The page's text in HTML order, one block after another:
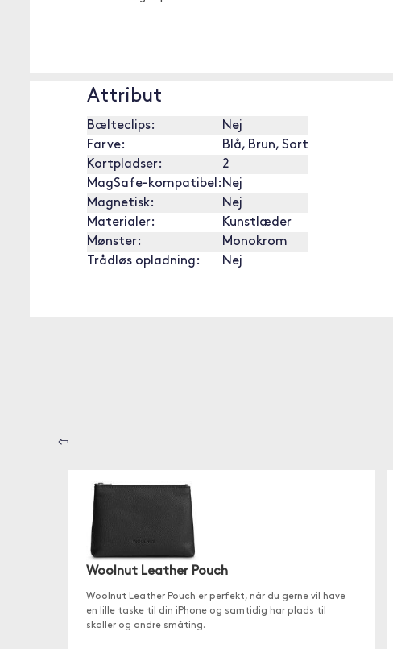
Attribut
Bælteclips:
Nej
Farve:
Blå, Brun, Sort
Kortpladser:
2
MagSafe-kompatibel: Nej
Magnetisk:
Nej
Materialer:
Kunstlæder
Mønster:
Monokrom
Trådløs opladning:
Nej
⇦
Woolnut Leather Pouch
Woolnut Leather Pouch er perfekt, når du gerne vil have
en lille taske til din iPhone og samtidig har plads til
skaller og andre småting.